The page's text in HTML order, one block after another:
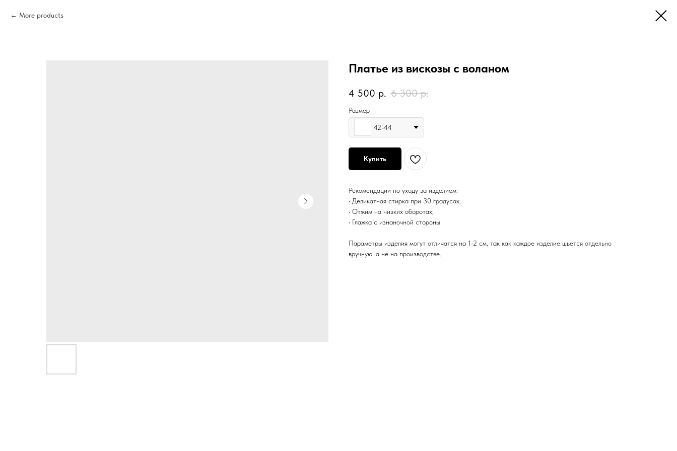
More products
Платье из вискозы с воланом
4 500 р. 6 300 р.
Размер
42-44
Купить
Рекомендации по уходу за изделием:
• Деликатная стирка при 30 градусах;
• Отжим на низких оборотах;
• Глажка с изнаночной стороны.
Параметры изделия могут отличатся на 1-2 см, так как каждое изделие шьется отдельно
вручную, а не на производстве.